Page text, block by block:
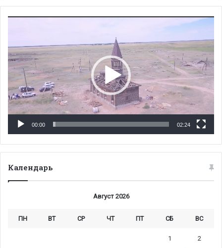
00:00 02:24
Календарь
Август 2026
ПН ВТ СР ЧТ ПТ СБ ВС
1 2